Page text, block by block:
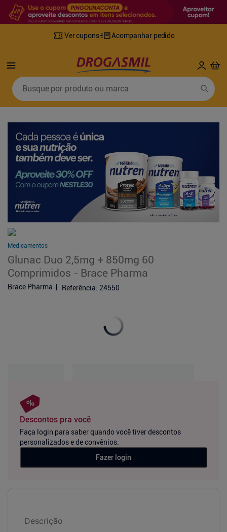
Ver cupons Acompanhar pedido
Busque por produto ou marca
Medicamentos
Glunac Duo 2,5mg + 850mg 60
Comprimidos - Brace Pharma
Brace Pharma Referência: 24550
Descontos pra você
Faça login para saber quando você tiver descontos
personalizados e de convênios.
Fazer login
Descrição
Termos mais buscados
4º
fralda geriatrica
10º shampoo